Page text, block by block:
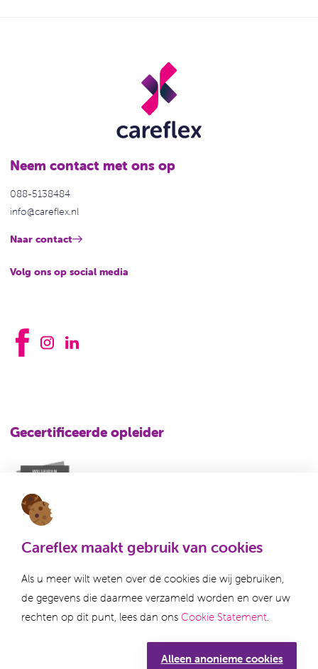
Careflex maakt gebruik van cookies
Als u meer wilt weten over de cookies die wij gebruiken,
de gegevens die daarmee verzameld worden en over uw
rechten op dit punt, lees dan ons Cookie Statement
Alleen anonieme cookies
Neem contact met ons op
088-5138484
info@careflex.nl
Naar contact
Volg ons op social media
Gecertificeerde opleider
Disclaimer
Klachtenregeling